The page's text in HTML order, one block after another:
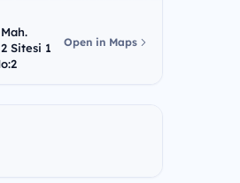
Sitesi 1
Open in Maps